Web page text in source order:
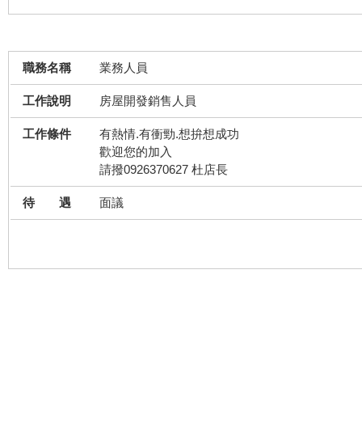
職務名稱 業務人員
工作說明 房屋開發銷售人員
工作條件
有熱情.有衝勁.想拚想成功
歡迎您的加入
請撥0926370627 杜店長
待 遇 面議